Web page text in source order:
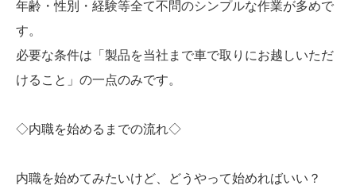
年齢・性別・経験等全て不問のシンプルな作業が多めで
す。
必要な条件は「製品を当社まで車で取りにお越しいただ
けること」の一点のみです。
◇内職を始めるまでの流れ◇
内職を始めてみたいけど、どうやって始めればいい？